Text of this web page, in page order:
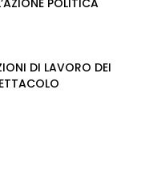
DI LAVORO DEI